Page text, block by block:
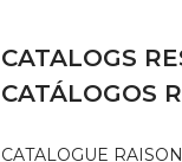
CATALOGS
CATÁLOGOS
CATALOGUE